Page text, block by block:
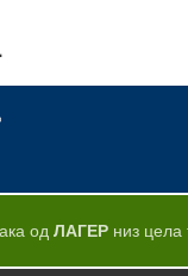
од ЛАГЕРниз цела